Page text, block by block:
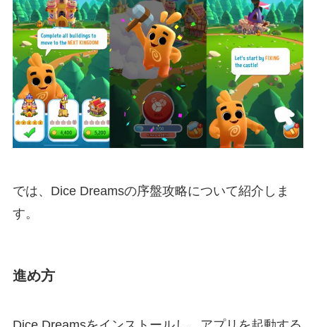
では、Dice Dreamsの序盤攻略について紹介しま
す。
進め方